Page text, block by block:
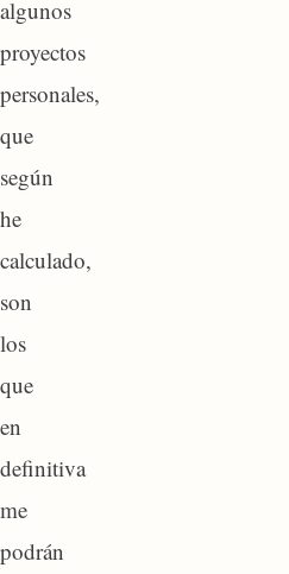
algunos
proyectos
personales,
que
según
he
calculado,
son
los
que
en
definitiva
me
podrán